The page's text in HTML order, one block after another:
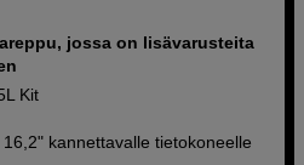
jossa on lisävarusteita
Kit
kannettavalle tietokoneelle